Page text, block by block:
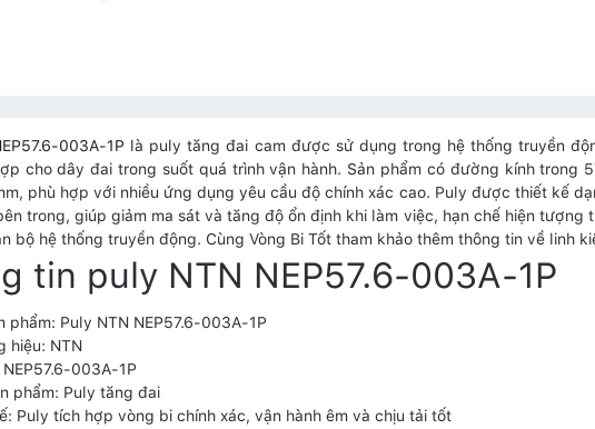
003A-1P là puly tăng đai cam được sử dụng trong hệ thống truyền
cho dây đai trong suốt quá trình vận hành. Sản phẩm có đường kính trong
phù hợp với nhiều ứng dụng yêu cầu độ chính xác cao. Puly được thiết kế
trong, giúp giảm ma sát và tăng độ ổn định khi làm việc, hạn chế hiện
bộ hệ thống truyền động. Cùng Vòng Bi Tốt tham khảo thêm thông tin về linh
tin puly NTN NEP57.6-003A-1P
phẩm: Puly NTN NEP57.6-003A-1P
hiệu: NTN
003A-1P
phẩm: Puly tăng đai
Puly tích hợp vòng bi chính xác, vận hành êm và chịu tải tốt